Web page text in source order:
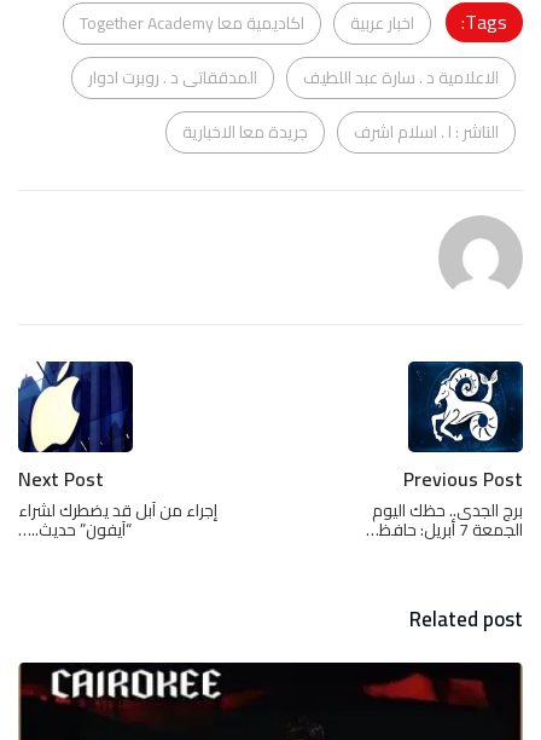
Tags: اخبار عربية
اكاديمية معا Together Academy
الاعلامية د . سارة عبد اللطيف
المدققاتى د . روبرت ادوار
الناشر : ا . اسلام اشرف
جريدة معا الاخبارية
Previous Post
برج الجدى.. حظك اليوم
الجمعة 7 أبريل: حافظ…
Next Post
إجراء من آبل قد يضطرك لشراء
“آيفون” حديث..…
Related post